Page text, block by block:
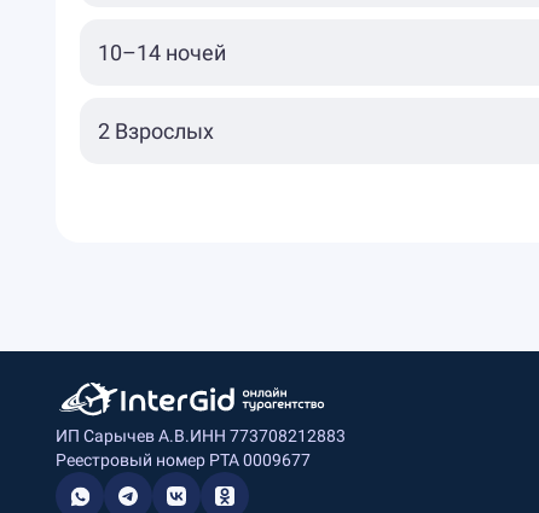
ИП Сарычев А.В.ИНН 773708212883
Реестровый номер РТА 0009677